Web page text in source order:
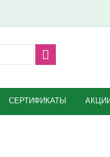
СЕРТИФИКАТЫ